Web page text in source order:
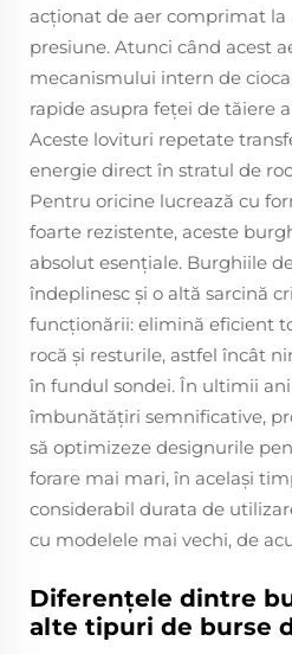
acționat de aer comprimat
presiune. Atunci când acest
mecanismului intern de
rapide asupra feței de tăiere
Aceste lovituri repetate
energie direct în stratul de
Pentru oricine lucrează cu
foarte rezistente, aceste
absolut esențiale. Burghiile
îndeplinesc și o altă sarcină
funcționării: elimină eficient
rocă și resturile, astfel încât
în fundul sondei. În ultimii
îmbunătățiri semnificative,
să optimizeze designurile
forare mai mari, în același
considerabil durata de
cu modelele mai vechi, de
Diferențele dintre
alte tipuri de burse